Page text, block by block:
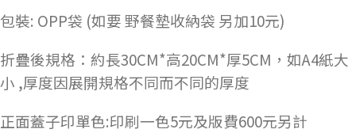
包裝: OPP袋 (如要 野餐墊收納袋 另加10元)
折疊後規格：約長30CM*高20CM*厚5CM，如A4紙大
小 ,厚度因展開規格不同而不同的厚度
正面蓋子印單色:印刷一色5元及版費600元另計